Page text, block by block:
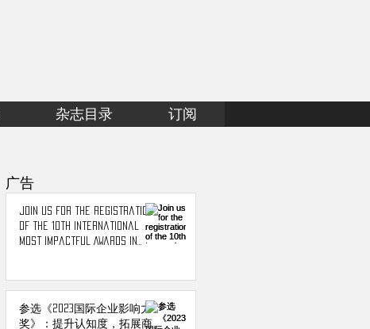
杂志目录 订阅
广告
Join us for the registration
of the 10th International
Most Impactful Awards in
参选《2023国际企业影响力
奖》：提升认知度，拓展商